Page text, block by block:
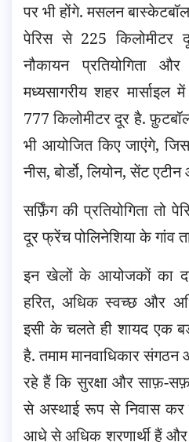
पर भी होंगे. मसलन
पेरिस से 225 किलोमीटर
नौकायन
मध्यसागरीय शहर
777 किलोमीटर दूर है.
भी आयोजित किए जाएंगे,
नीस, बोर्डो, लियोन, सेंट
सर्फ़िंग की प्रतियोगिता तो
दूर फ्रेंच पोलिनेशिया के गांव
इन खेलों के आयोजकों का
हरित, अधिक स्वच्छ और
इसी के चलते ही शायद एक
है. तमाम मानवाधिकार
रहे हैं कि सुरक्षा और साफ़-
से अस्थाई रूप से निवास कर
आधे से अधिक शरणार्थी हैं